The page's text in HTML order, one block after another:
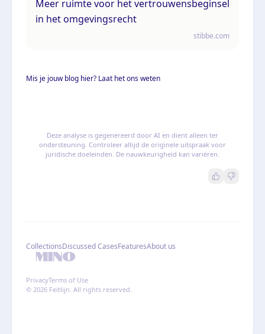
Meer ruimte voor het vertrouwensbeginsel
in het omgevingsrecht
stibbe.com
Mis je jouw blog hier? Laat het ons weten
Deze analyse is gegenereerd door AI en dient alleen ter
ondersteuning. Controleer altijd de originele uitspraak voor
juridische doeleinden. De nauwkeurigheid kan variëren.
CollectionsDiscussed CasesFeaturesAbout us
PrivacyTerms of Use
© 2026 Feitlijn. All rights reserved.